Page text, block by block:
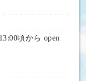
頃から open